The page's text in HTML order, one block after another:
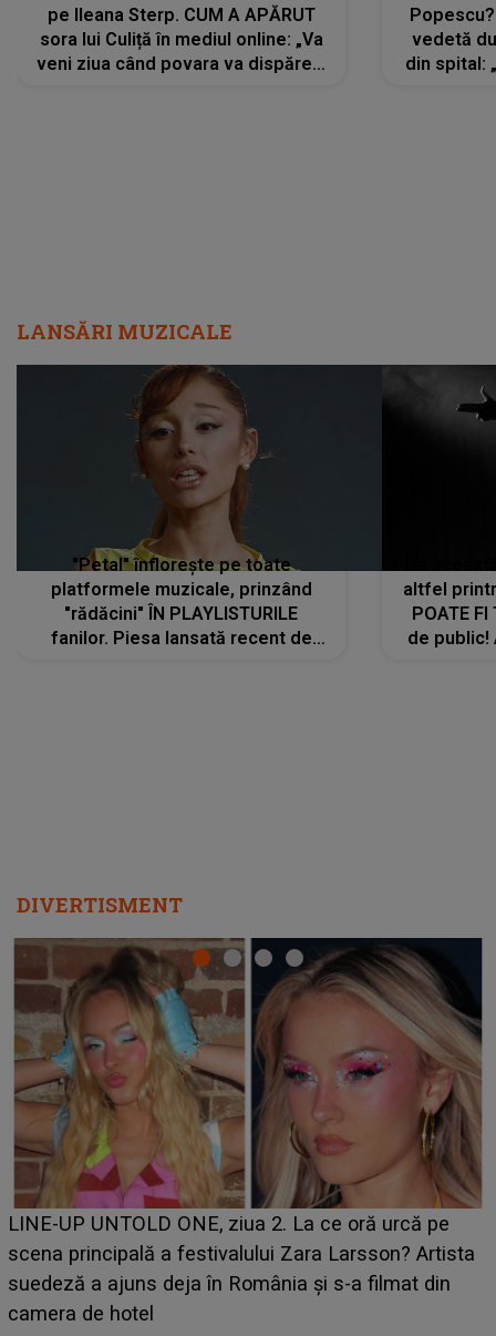
pe Ileana Sterp. CUM A APĂRUT
sora lui Culiță în mediul online: „Va
veni ziua când povara va dispărea,
vedetă
din spital:
LANSĂRI MUZICALE
"Petal" înflorește pe toate
platformele muzicale, prinzând
"rădăcini" ÎN PLAYLISTURILE
fanilor. Piesa lansată recent de
altfel
POATE FI
de public!
DIVERTISMENT
Ce a dezvăluit noua concurentă din "Casa Iubirii" l-a
luat prin surprindere pe Emanuel. CINE ESTE
BĂIATUL VIZAT de Alexandra?! Aflându-se în fața
faptului împlinit, A RECUNOSCUT IMEDIAT: "Am